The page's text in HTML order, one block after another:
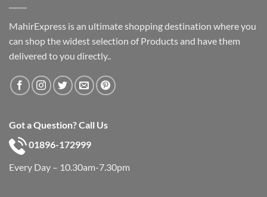
MahirExpress is an ultimate shopping destination where you
can shop the widest selection of Products and have them
delivered to you directly..
Got a Question? Call Us
01896-172999
Every Day – 10.30am-7.30pm